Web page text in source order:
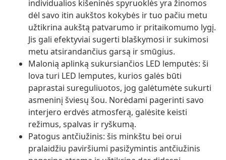
individualios kišeninės spyruoklės yra žinomos
dėl savo itin aukštos kokybės ir tuo pačiu metu
užtikrina aukštą patvarumo ir pritaikomumo lygį.
Jis gali efektyviai sugerti blaškymosi ir sukimosi
metu atsirandančius garsą ir smūgius.
Malonią aplinką sukursiančios LED lemputės: ši
lova turi LED lemputes, kurios galės būti
paprastai sureguliuotos, jog galėtumėte sukurti
asmeninį šviesų šou. Norėdami pagerinti savo
interjero erdvės atmosferą, galėsite keisti
režimus, spalvas ir ryškumą.
Patogus antčiužinis: šis minkštu bei orui
pralaidžiu paviršiumi pasižymintis antčiužinis